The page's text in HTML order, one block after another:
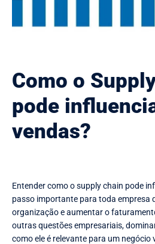
Como o
pode
vendas?
Entender como o supply chain pode
passo importante para toda empresa
organização e aumentar o
outras questões empresariais,
como ele é relevante para um